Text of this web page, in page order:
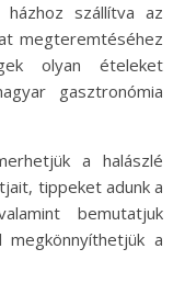
szállítva az
megteremtéséhez
olyan ételeket
gasztronómia
a halászlé
tippeket adunk a
bemutatjuk
a